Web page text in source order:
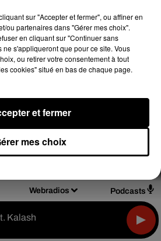
Webradios Podcasts
Kalash
2024
sur "Accepter et fermer", ou affiner en
ou partenaires dans "Gérer mes choix".
en cliquant sur "Continuer sans
ne s'appliqueront que pour ce site. Vous
ou retirer votre consentement à tout
cookies" situé en bas de chaque page.
mes choix
et fermer